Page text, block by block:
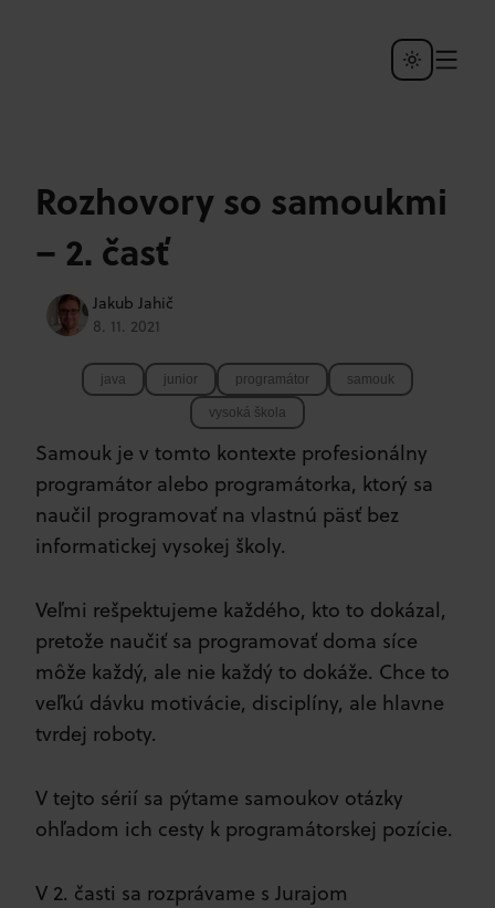
Rozhovory so samoukmi
– 2. časť
Jakub Jahič
8. 11. 2021
java junior programátor samouk
vysoká škola
Samouk je v tomto kontexte profesionálny
programátor alebo programátorka, ktorý sa
naučil programovať na vlastnú päsť bez
informatickej vysokej školy.
Veľmi rešpektujeme každého, kto to dokázal,
pretože naučiť sa programovať doma síce
môže každý, ale nie každý to dokáže. Chce to
veľkú dávku motivácie, disciplíny, ale hlavne
tvrdej roboty.
V tejto sérií sa pýtame samoukov otázky
ohľadom ich cesty k programátorskej pozície.
V 2. časti sa rozprávame s Jurajom